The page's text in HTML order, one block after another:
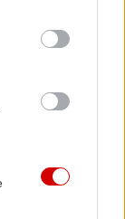
below Google